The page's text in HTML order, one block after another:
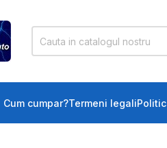
Cum cumpar?Termeni legali